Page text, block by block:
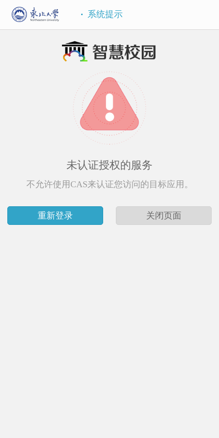
系统提示
未认证授权的服务
不允许使用CAS来认证您访问的目标应用。